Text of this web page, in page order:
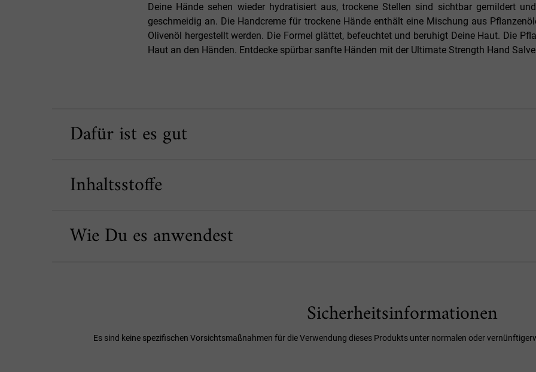
Deine Hände sehen wieder hydratisiert aus, trockene Stellen sind sichtbar gemildert
geschmeidig an. Die Handcreme für trockene Hände enthält eine Mischung aus
Olivenöl hergestellt werden. Die Formel glättet, befeuchtet und beruhigt Deine Haut. Die
Haut an den Händen. Entdecke spürbar sanfte Händen mit der Ultimate Strength Hand
Dafür ist es gut
Inhaltsstoffe
Wie Du es anwendest
Sicherheitsinformationen
Es sind keine spezifischen Vorsichtsmaßnahmen für die Verwendung dieses Produkts unter normalen oder